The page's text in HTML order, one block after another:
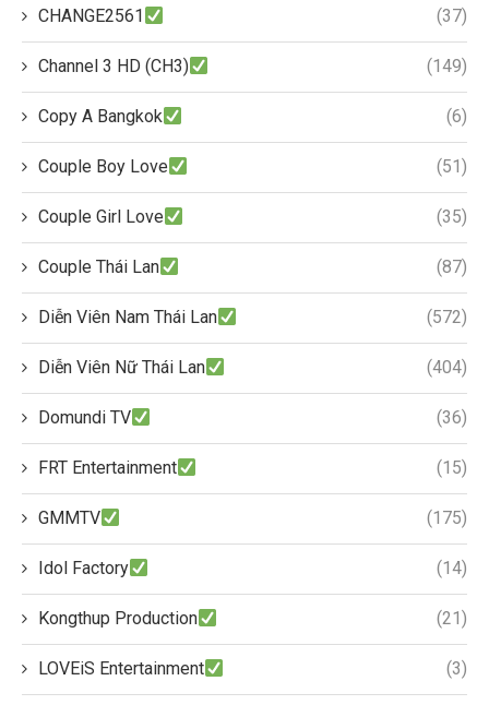
CHANGE2561 (37)
Channel 3 HD (CH3) (149)
Copy A Bangkok (6)
Couple Boy Love (51)
Couple Girl Love (35)
Couple Thái Lan (87)
Diễn Viên Nam Thái Lan (572)
Diễn Viên Nữ Thái Lan (404)
Domundi TV (36)
FRT Entertainment (15)
GMMTV (175)
Idol Factory (14)
Kongthup Production (21)
LOVEiS Entertainment (3)